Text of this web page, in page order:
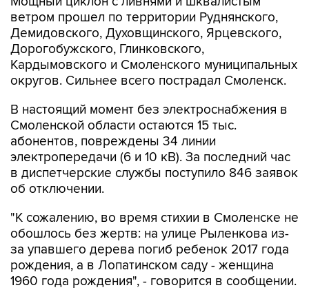
ветром прошел по территории Руднянского,
Демидовского, Духовщинского, Ярцевского,
Дорогобужского, Глинковского,
Кардымовского и Смоленского муниципальных
округов. Сильнее всего пострадал Смоленск.
В настоящий момент без электроснабжения в
Смоленской области остаются 15 тыс.
абонентов, повреждены 34 линии
электропередачи (6 и 10 кВ). За последний час
в диспетчерские службы поступило 846 заявок
об отключении.
"К сожалению, во время стихии в Смоленске не
обошлось без жертв: на улице Рыленкова из-
за упавшего дерева погиб ребенок 2017 года
рождения, а в Лопатинском саду - женщина
1960 года рождения", - говорится в сообщении.